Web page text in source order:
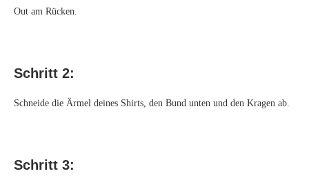
Out am Rücken.
Schritt 2:
Schneide die Ärmel deines Shirts, den Bund unten und den Kragen ab.
Schritt 3: